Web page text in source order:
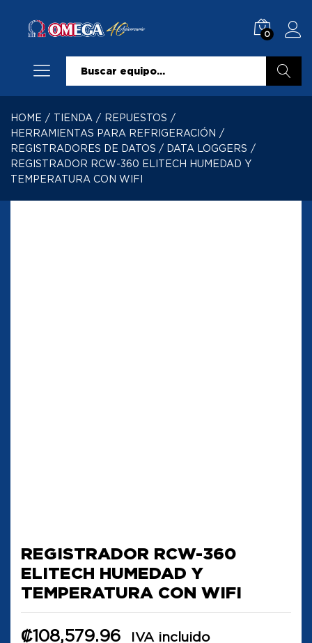
0
HOME / TIENDA / REPUESTOS /
HERRAMIENTAS PARA REFRIGERACIÓN /
REGISTRADORES DE DATOS / DATA LOGGERS /
REGISTRADOR RCW-360 ELITECH HUMEDAD Y
TEMPERATURA CON WIFI
REGISTRADOR RCW-360
ELITECH HUMEDAD Y
TEMPERATURA CON WIFI
₡108,579.96 IVA incluido